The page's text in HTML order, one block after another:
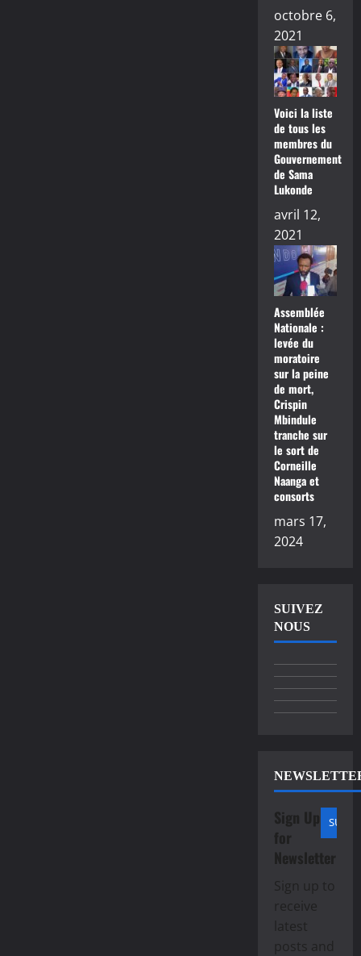
octobre 6,
2021
Voici la liste
de tous les
membres du
Gouvernement
de Sama
Lukonde
avril 12,
2021
Assemblée
Nationale :
levée du
moratoire
sur la peine
de mort,
Crispin
Mbindule
tranche sur
le sort de
Corneille
Naanga et
consorts
mars 17,
2024
SUIVEZ
NOUS
Sign Up
for
Newsletter
Sign up to
receive
latest
posts and